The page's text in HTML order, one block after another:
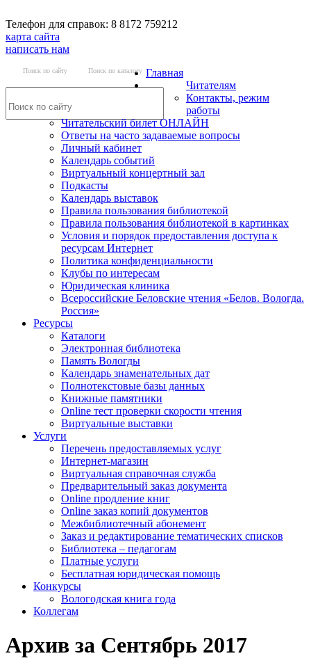
Телефон для справок: 8 8172 759212
карта сайта
написать нам
Поиск по сайту Поиск по каталогу Главная
Читателям
Контакты, режим
работы
Читательский билет ОНЛАЙН
Ответы на часто задаваемые вопросы
Личный кабинет
Календарь событий
Виртуальный концертный зал
Подкасты
Календарь выставок
Правила пользования библиотекой
Правила пользования библиотекой в картинках
Условия и порядок предоставления доступа к
ресурсам Интернет
Политика конфиденциальности
Клубы по интересам
Юридическая клиника
Всероссийские Беловские чтения «Белов. Вологда.
Россия»
Ресурсы
Каталоги
Электронная библиотека
Память Вологды
Календарь знаменательных дат
Полнотекстовые базы данных
Книжные памятники
Online тест проверки скорости чтения
Виртуальные выставки
Услуги
Перечень предоставляемых услуг
Интернет-магазин
Виртуальная справочная служба
Предварительный заказ документа
Online продление книг
Online заказ копий документов
Межбиблиотечный абонемент
Заказ и редактирование тематических списков
Библиотека – педагогам
Платные услуги
Бесплатная юридическая помощь
Конкурсы
Вологодская книга года
Коллегам
Архив за Сентябрь 2017